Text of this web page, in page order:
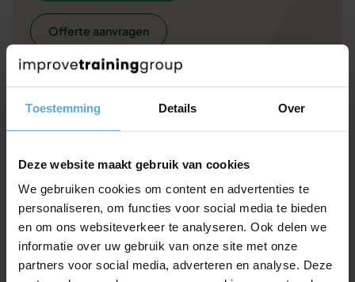
Toestemming Details Over
Deze website maakt gebruik van cookies
We gebruiken cookies om content en advertenties te
personaliseren, om functies voor social media te bieden
en om ons websiteverkeer te analyseren. Ook delen we
informatie over uw gebruik van onze site met onze
partners voor social media, adverteren en analyse. Deze
Offerte aanvragen
Of bel ons gewoon even op 030 - 227 2404
Veelgestelde vragen over deze
workshop
Andere klanten hadden deze vragen. Misschien helpt
het jou ook.